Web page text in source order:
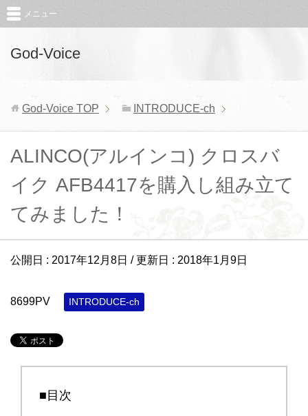
God-Voice
メニュー
God-Voice TOP INTRODUCE-ch
ALINCO(アルインコ) クロスバ
イク AFB4417を購入し組み立て
てみました！
公開日 : 2017年12月8日 / 更新日 : 2018年1月9日
8699PV INTRODUCE-ch
■目次